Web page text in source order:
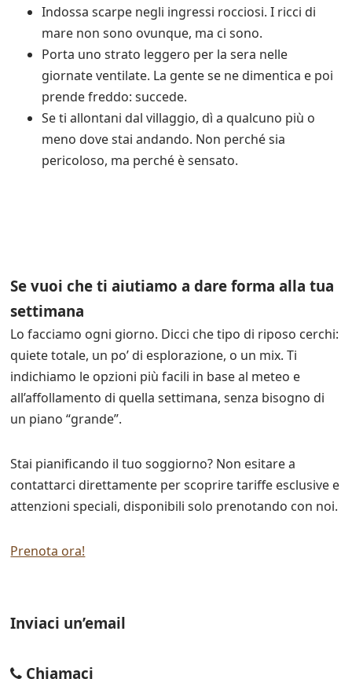
Indossa scarpe negli ingressi rocciosi. I ricci di
mare non sono ovunque, ma ci sono.
Porta uno strato leggero per la sera nelle
giornate ventilate. La gente se ne dimentica e poi
prende freddo: succede.
Se ti allontani dal villaggio, dì a qualcuno più o
meno dove stai andando. Non perché sia
pericoloso, ma perché è sensato.
Se vuoi che ti aiutiamo a dare forma alla tua
settimana
Lo facciamo ogni giorno. Dicci che tipo di riposo cerchi:
quiete totale, un po’ di esplorazione, o un mix. Ti
indichiamo le opzioni più facili in base al meteo e
all’affollamento di quella settimana, senza bisogno di
un piano “grande”.
Stai pianificando il tuo soggiorno? Non esitare a
contattarci direttamente per scoprire tariffe esclusive e
attenzioni speciali, disponibili solo prenotando con noi.
Prenota ora!
Inviaci un’email
Chiamaci